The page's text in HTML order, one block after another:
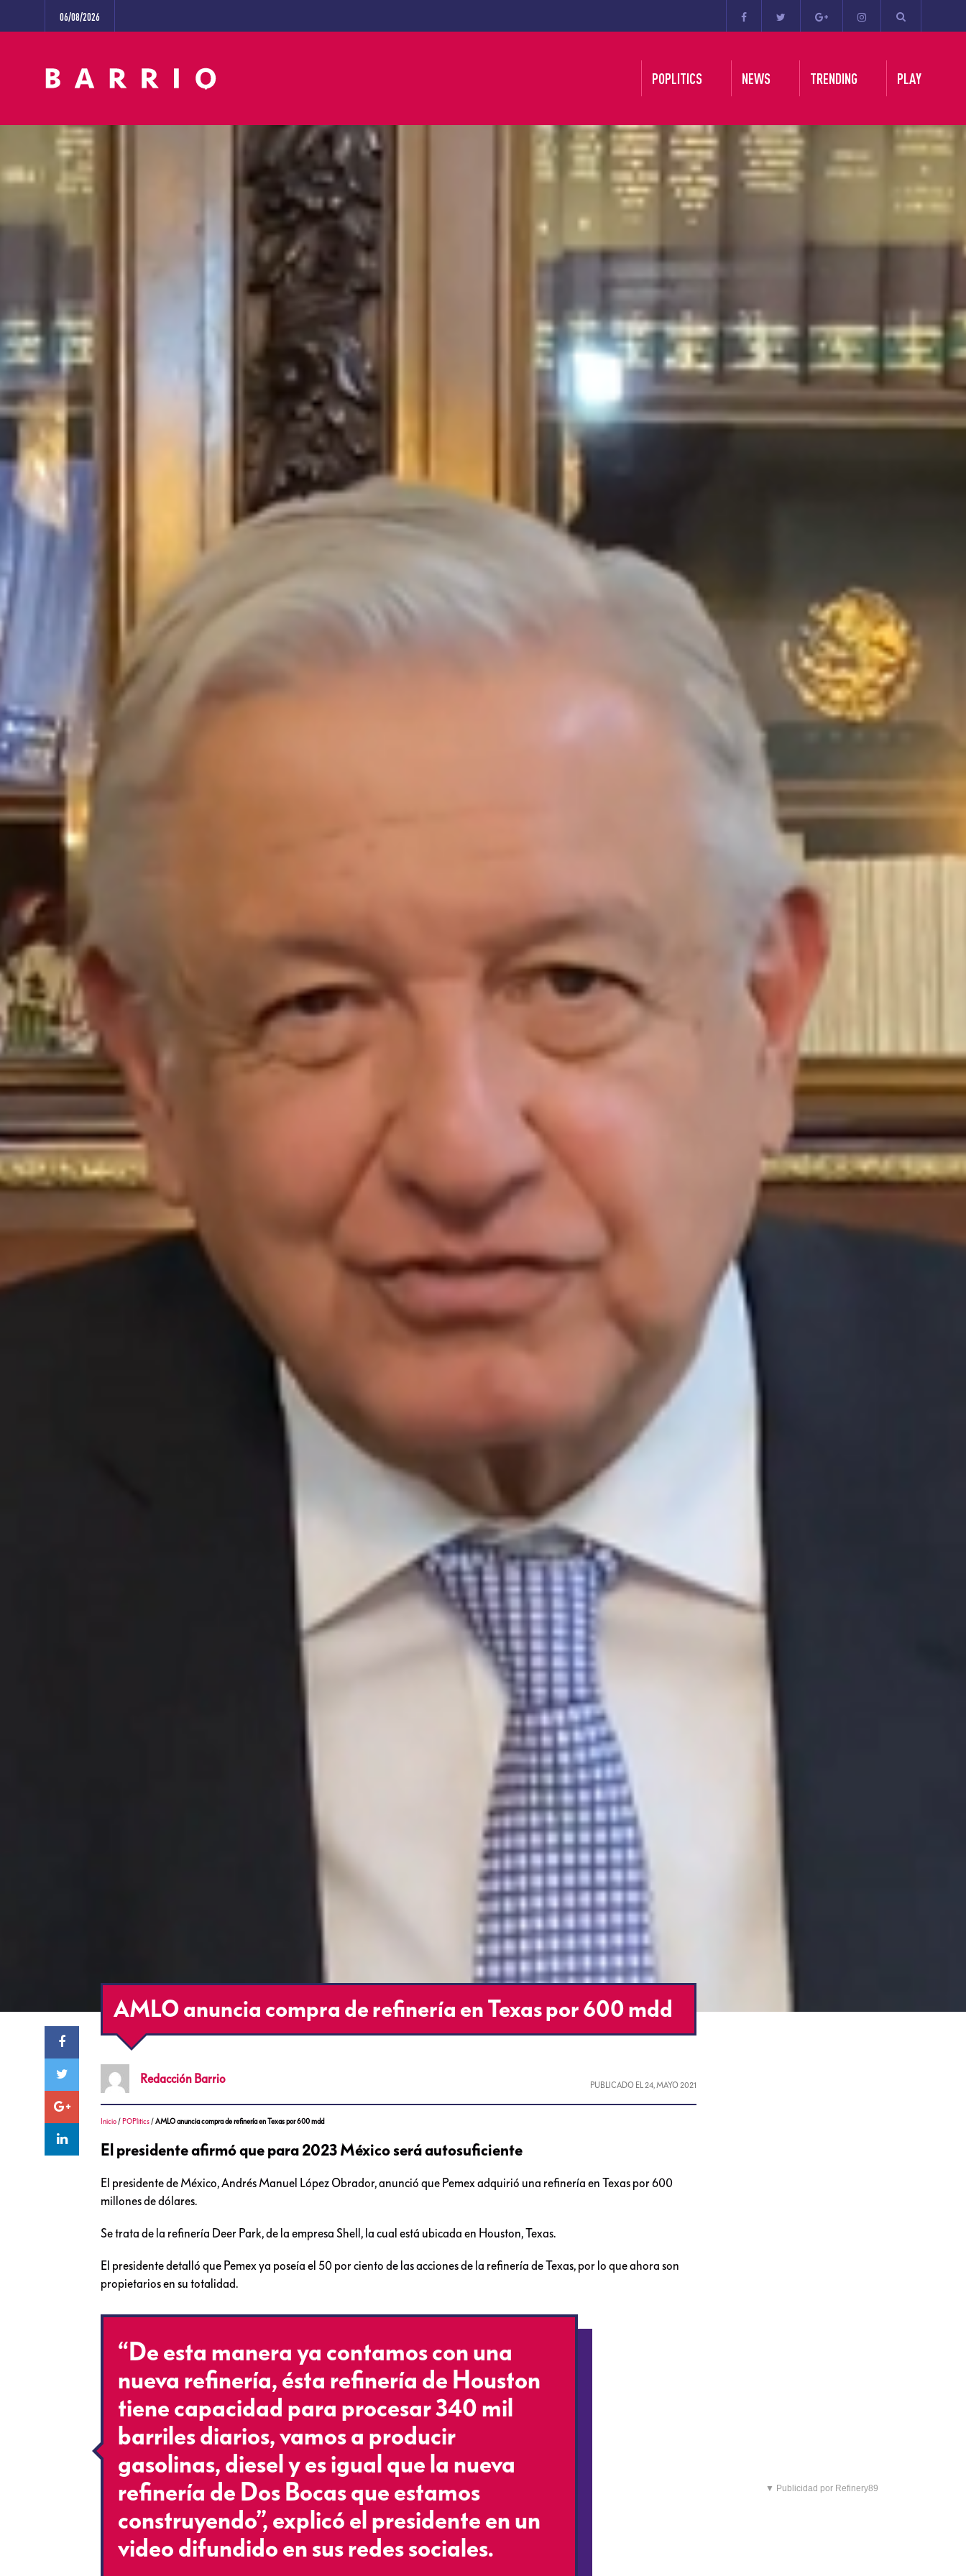
06/08/2026
POPLITICS NEWS TRENDING PLAY
AMLO anuncia compra de refinería en Texas por 600 mdd
Redacción Barrio PUBLICADO EL 24, MAYO 2021
Inicio/ POPlitics/AMLO anuncia compra de refinería en Texas por 600 mdd
El presidente afirmó que para 2023 México será autosuficiente
El presidente de México, Andrés Manuel López Obrador, anunció que Pemex adquirió una refinería en Texas por 600
millones de dólares.
Se trata de la refinería Deer Park, de la empresa Shell, la cual está ubicada en Houston, Texas.
El presidente detalló que Pemex ya poseía el 50 por ciento de las acciones de la refinería de Texas, por lo que ahora son
propietarios en su totalidad.
“De esta manera ya contamos con una
nueva refinería, ésta refinería de Houston
tiene capacidad para procesar 340 mil
barriles diarios, vamos a producir
gasolinas, diesel y es igual que la nueva
refinería de Dos Bocas que estamos
construyendo”, explicó el presidente en un
video difundido en sus redes sociales.
▼ Publicidad por Refinery89